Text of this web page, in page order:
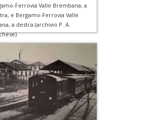
Ferrovia Valle Brembana, a
e Bergamo-Ferrovia Valle
a destra (archivio P. A.